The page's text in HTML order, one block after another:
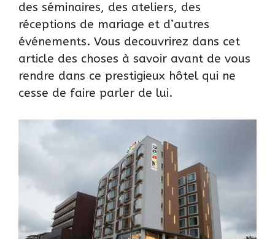
des séminaires, des ateliers, des
réceptions de mariage et d’autres
événements. Vous decouvrirez dans cet
article des choses à savoir avant de vous
rendre dans ce prestigieux hôtel qui ne
cesse de faire parler de lui.